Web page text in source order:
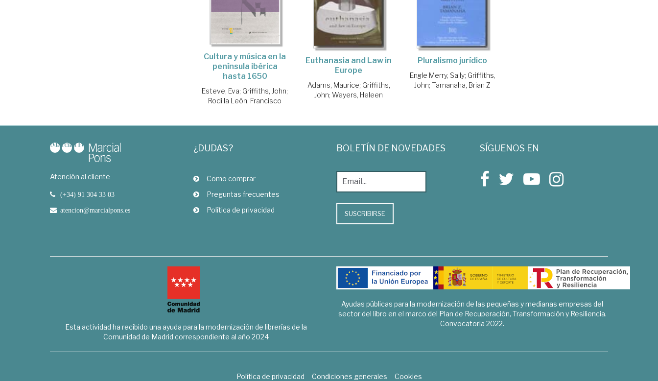
Cultura y música en la
península ibérica
hasta 1650
Esteve, Eva; Griffiths, John;
Rodilla León, Francisco
Euthanasia and Law in
Europe
Adams, Maurice; Griffiths,
John;Weyers, Heleen
Pluralismo jurídico
Engle Merry, Sally; Griffiths,
John;Tamanaha, Brian Z
Atención al cliente
(+34) 91 304 33 03
atencion@marcialpons.es
¿DUDAS?
Como comprar
Preguntas frecuentes
Política de privacidad
BOLETÍN DE NOVEDADES
SUSCRIBIRSE
SÍGUENOS EN
Esta actividad ha recibido una ayuda para la modernización de librerías de la
Comunidad de Madrid correspondiente al año 2024
Ayudas públicas para la modernización de las pequeñas y medianas empresas del
sector del libro en el marco del Plan de Recuperación, Transformación y Resiliencia.
Convocatoria 2022.
Política de privacidad Condiciones generales Cookies